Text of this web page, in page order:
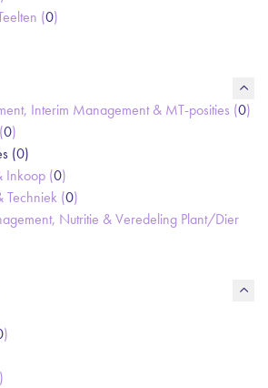
(0)
Interim Management & MT-posities (0)
0)
(0)
Inkoop (0)
Techniek (0)
Nutritie & Veredeling Plant/Dier
)
)